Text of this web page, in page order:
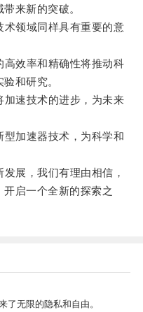
来新的突破。
领域同样具有重要的意
效率和精确性将推动科
和研究。
速技术的进步，为未来
加速器技术，为科学和
展，我们有理由相信，
启一个全新的探索之
了无限的隐私和自由。